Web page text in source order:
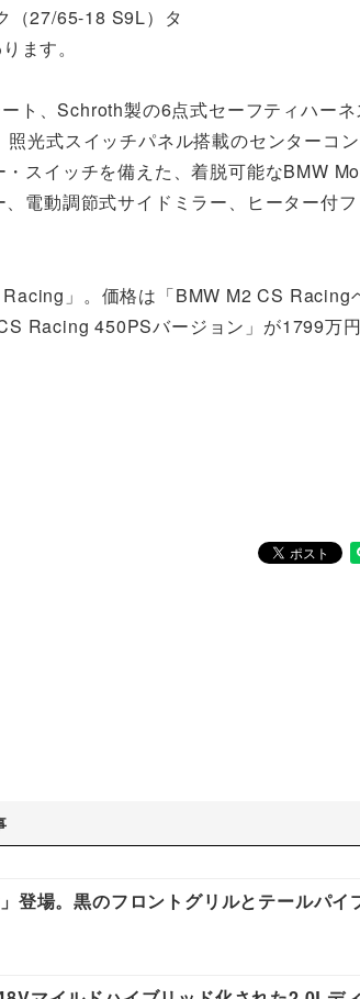
（27/65-18 S9L）タ
ます。
ト、Schroth製の6点式セーフティハー
光式スイッチパネル搭載のセンターコ
スイッチを備えた、着脱可能なBMW
電動調節式サイドミラー、ヒーター付
」。価格は「BMW M2 CS Racing
Racing 450PSバージョン」が1799万
場。黒のフロントグリルとテールパイ